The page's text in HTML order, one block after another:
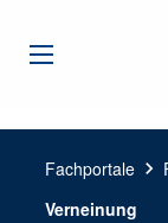
Fachportale chevron_right
Verneinung